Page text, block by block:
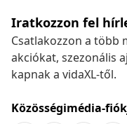
Iratkozzon fel
Csatlakozzon a több
akciókat, szezonális
kapnak a vidaXL-től.
Közösségimédia-